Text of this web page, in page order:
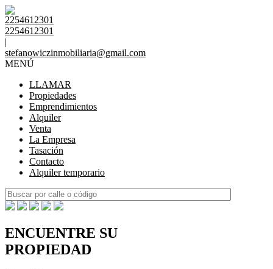
2254612301
2254612301
|
stefanowiczinmobiliaria@gmail.com
MENÚ
LLAMAR
Propiedades
Emprendimientos
Alquiler
Venta
La Empresa
Tasación
Contacto
Alquiler temporario
ENCUENTRE SU
PROPIEDAD